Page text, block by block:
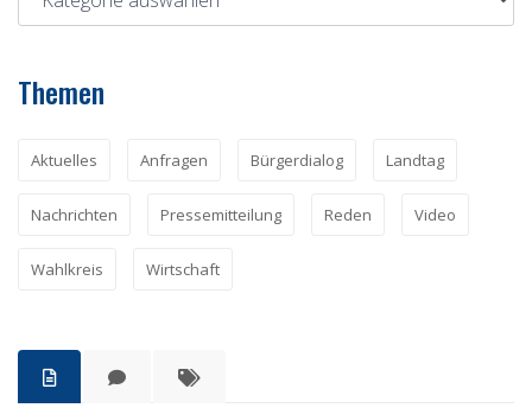
Themen
Aktuelles Anfragen Bürgerdialog Landtag
Nachrichten Pressemitteilung Reden Video
Wahlkreis Wirtschaft